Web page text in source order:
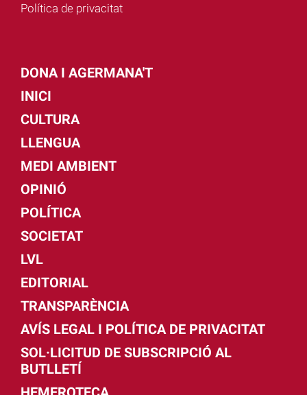
Política de privacitat
DONA I AGERMANA'T
INICI
CULTURA
LLENGUA
MEDI AMBIENT
OPINIÓ
POLÍTICA
SOCIETAT
LVL
EDITORIAL
TRANSPARÈNCIA
AVÍS LEGAL I POLÍTICA DE PRIVACITAT
SOL·LICITUD DE SUBSCRIPCIÓ AL
BUTLLETÍ